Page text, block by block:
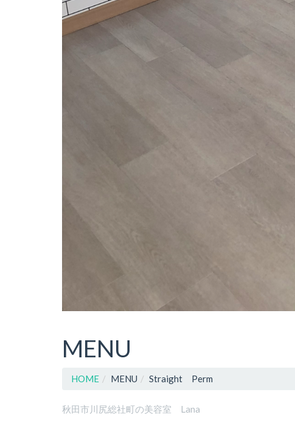
MENU
HOME MENU Straight Perm
秋田市川尻総社町の美容室 Lana